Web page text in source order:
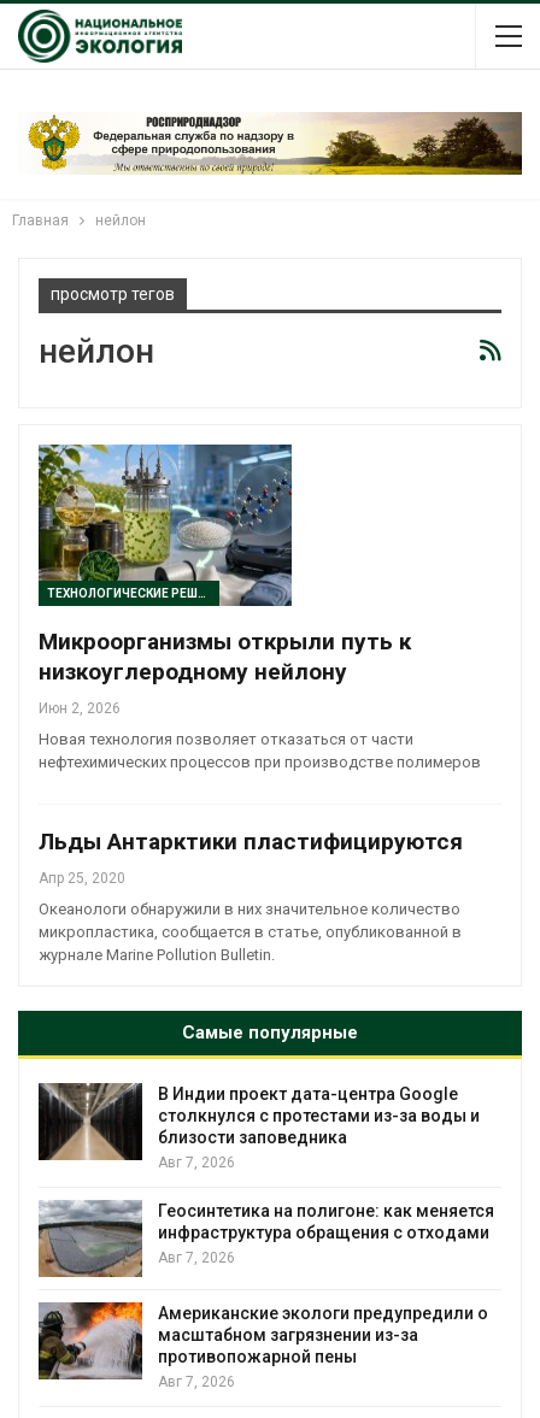
Главная нейлон
просмотр тегов
нейлон
ТЕХНОЛОГИЧЕСКИЕ РЕШЕНИЯ
Микроорганизмы открыли путь к
низкоуглеродному нейлону
Июн 2, 2026
Новая технология позволяет отказаться от части
нефтехимических процессов при производстве полимеров
Льды Антарктики пластифицируются
Апр 25, 2020
Океанологи обнаружили в них значительное количество
микропластика, сообщается в статье, опубликованной в
журнале Marine Pollution Bulletin.
Самые популярные
В Индии проект дата-центра Google
столкнулся с протестами из-за воды и
близости заповедника
Авг 7, 2026
Геосинтетика на полигоне: как меняется
инфраструктура обращения с отходами
Авг 7, 2026
Американские экологи предупредили о
масштабном загрязнении из-за
противопожарной пены
Авг 7, 2026